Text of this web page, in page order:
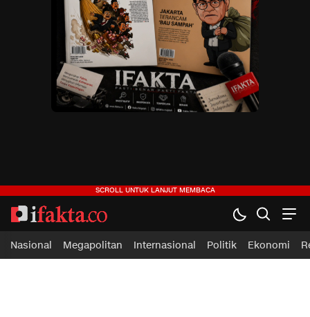
ifakta.co
#pastibenar
Nasional Megapolitan Internasional Politik Ekonomi